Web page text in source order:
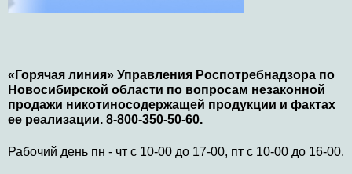
«Горячая линия» Управления Роспотребнадзора по
Новосибирской области по вопросам незаконной
продажи никотиносодержащей продукции и фактах
ее реализации. 8-800-350-50-60.
Рабочий день пн - чт с 10-00 до 17-00, пт с 10-00 до 16-00.